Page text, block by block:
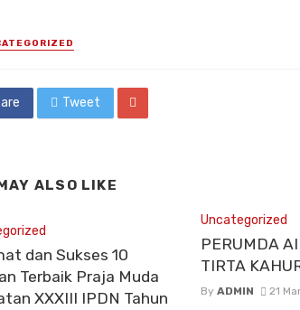
Tweet
ALSO LIKE
dan Sukses 10
Terbaik Praja Muda
XXXIII IPDN Tahun
Uncategorized
PERUMDA
TIRTA
By ADMIN 21